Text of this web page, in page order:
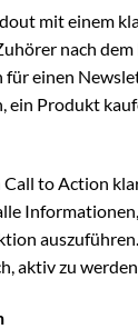
mit einem
nach
für einen
ein Produkt
to Action
aktiv zu